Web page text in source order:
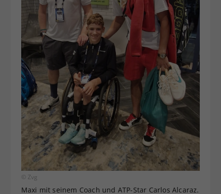
© Zvg
Maxi mit seinem Coach und ATP-Star Carlos Alcaraz.